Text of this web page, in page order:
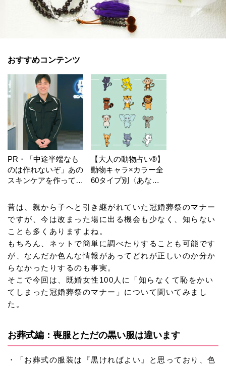
おすすめコンテンツ
PR・「中途半端なも
のは作れないぞ」あの
スキンケアを作ってい
【大人の動物占い®】
動物キャラ×カラー全
60タイプ別〈あなた
昔は、親から子へと引き継がれていた冠婚葬祭のマナー
ですが、今は改まった場に出る機会も少なく、知らない
ことも多くありますよね。
もちろん、ネットで簡単に調べたりすることも可能です
が、なんだか色んな情報があってどれが正しいのか分か
らなかったりするのも事実。
そこで今回は、既婚女性100人に「知らなくて恥をかい
てしまった冠婚葬祭のマナー」について聞いてみまし
た。
お葬式編：喪服とただの黒い服は違います
・「お葬式の服装は『黒ければよい』と思っており、色